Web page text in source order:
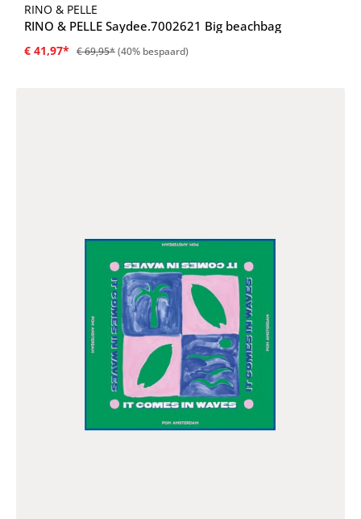
RINO & PELLE
RINO & PELLE Saydee.7002621 Big beachbag
€ 41,97* € 69,95*(40% bespaard)